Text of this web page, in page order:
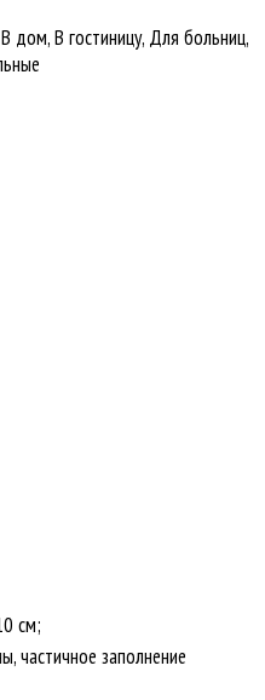
дом, В гостиницу, Для больниц,
см;
частичное заполнение